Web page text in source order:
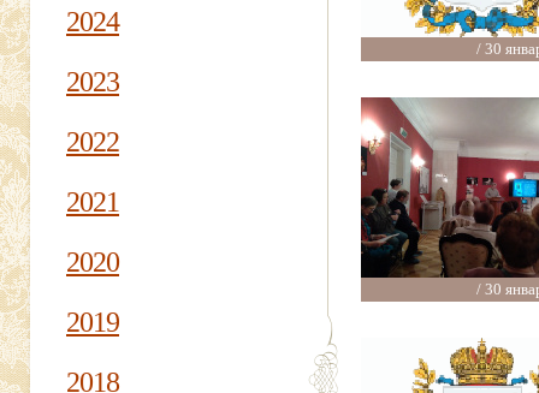
2024
2023
2022
2021
2020
2019
2018
/ 30
/ 30